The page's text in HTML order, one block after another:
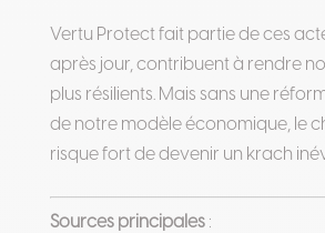
Vertu Protect fait partie de ces
après jour, contribuent à rendre
plus résilients. Mais sans une
de notre modèle économique, le
risque fort de devenir un krach
Sources principales: